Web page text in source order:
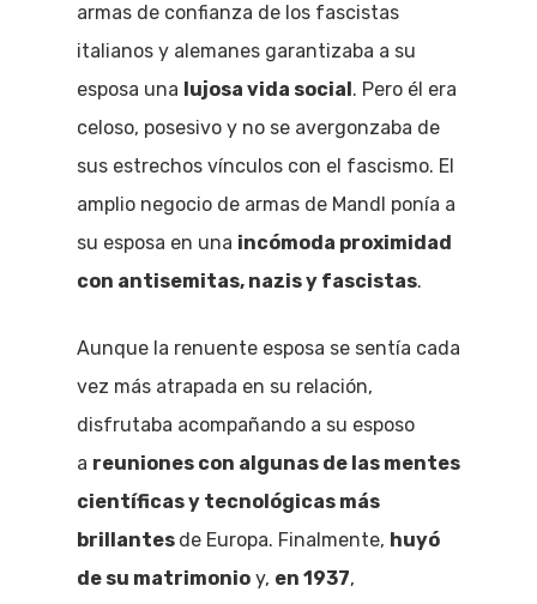
armas de confianza de los fascistas
italianos y alemanes garantizaba a su
esposa una lujosa vida social. Pero él era
celoso, posesivo y no se avergonzaba de
sus estrechos vínculos con el fascismo. El
amplio negocio de armas de Mandl ponía a
su esposa en una incómoda proximidad
con antisemitas, nazis y fascistas.
Aunque la renuente esposa se sentía cada
vez más atrapada en su relación,
disfrutaba acompañando a su esposo
a reuniones con algunas de las mentes
científicas y tecnológicas más
brillantes de Europa. Finalmente, huyó
de su matrimonio y, en 1937,